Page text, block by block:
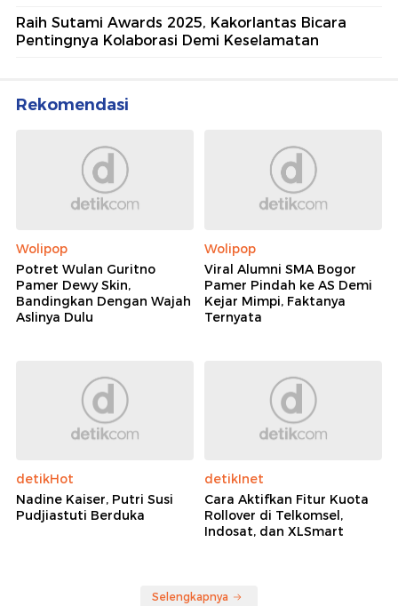
Raih Sutami Awards 2025, Kakorlantas Bicara
Pentingnya Kolaborasi Demi Keselamatan
Rekomendasi
Wolipop
Potret Wulan Guritno
Pamer Dewy Skin,
Bandingkan Dengan Wajah
Aslinya Dulu
Wolipop
Viral Alumni SMA Bogor
Pamer Pindah ke AS Demi
Kejar Mimpi, Faktanya
Ternyata
detikHot
Nadine Kaiser, Putri Susi
Pudjiastuti Berduka
detikInet
Cara Aktifkan Fitur Kuota
Rollover di Telkomsel,
Indosat, dan XLSmart
Selengkapnya